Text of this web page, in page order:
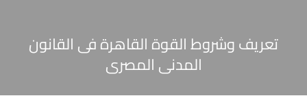
تعريف وشروط القوة القاهرة فى القانون
المدنى المصرى